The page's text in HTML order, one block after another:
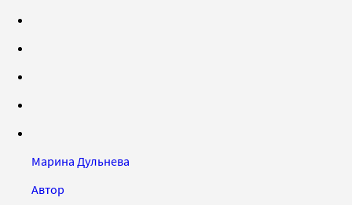
Марина Дульнева
Автор